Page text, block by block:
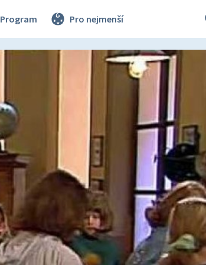
Program Pro nejmenší